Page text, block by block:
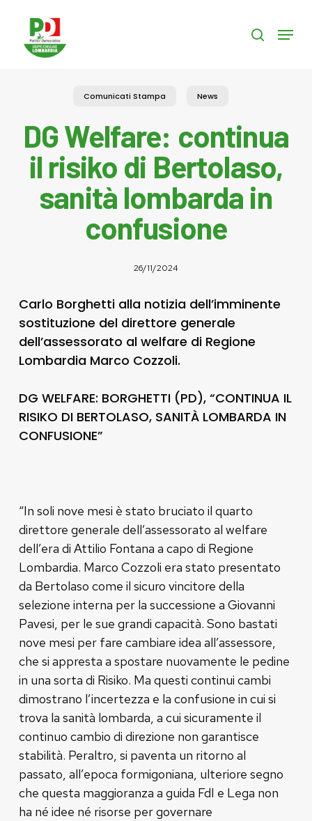
content
search
Menu
Comunicati Stampa News
DG Welfare: continua
il risiko di Bertolaso,
sanità lombarda in
confusione
26/11/2024
Carlo Borghetti alla notizia dell’imminente
sostituzione del direttore generale
dell’assessorato al welfare di Regione
Lombardia Marco Cozzoli.
DG WELFARE: BORGHETTI (PD), “CONTINUA IL
RISIKO DI BERTOLASO, SANITÀ LOMBARDA IN
CONFUSIONE”
“In soli nove mesi è stato bruciato il quarto
direttore generale dell’assessorato al welfare
dell’era di Attilio Fontana a capo di Regione
Lombardia. Marco Cozzoli era stato presentato
da Bertolaso come il sicuro vincitore della
selezione interna per la successione a Giovanni
Pavesi, per le sue grandi capacità. Sono bastati
nove mesi per fare cambiare idea all’assessore,
che si appresta a spostare nuovamente le pedine
in una sorta di Risiko. Ma questi continui cambi
dimostrano l’incertezza e la confusione in cui si
trova la sanità lombarda, a cui sicuramente il
continuo cambio di direzione non garantisce
stabilità. Peraltro, si paventa un ritorno al
passato, all’epoca formigoniana, ulteriore segno
che questa maggioranza a guida FdI e Lega non
ha né idee né risorse per governare